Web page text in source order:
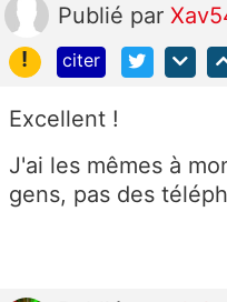
Publié par
!
citer
Excellent !
J'ai les mêmes à
gens, pas des